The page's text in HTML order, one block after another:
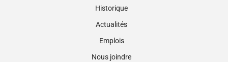
Historique
Actualités
Emplois
Nous joindre